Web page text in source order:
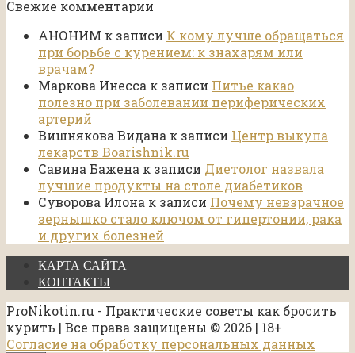
Свежие комментарии
АНОНИМ к записи К кому лучше обращаться
при борьбе с курением: к знахарям или
врачам?
Маркова Инесса к записи Питье какао
полезно при заболевании периферических
артерий
Вишнякова Видана к записи Центр выкупа
лекарств Boarishnik.ru
Савина Бажена к записи Диетолог назвала
лучшие продукты на столе диабетиков
Суворова Илона к записи Почему невзрачное
зернышко стало ключом от гипертонии, рака
и других болезней
КАРТА САЙТА
КОНТАКТЫ
ProNikotin.ru - Практические советы как бросить
курить | Все права защищены © 2026 | 18+
Согласие на обработку персональных данных